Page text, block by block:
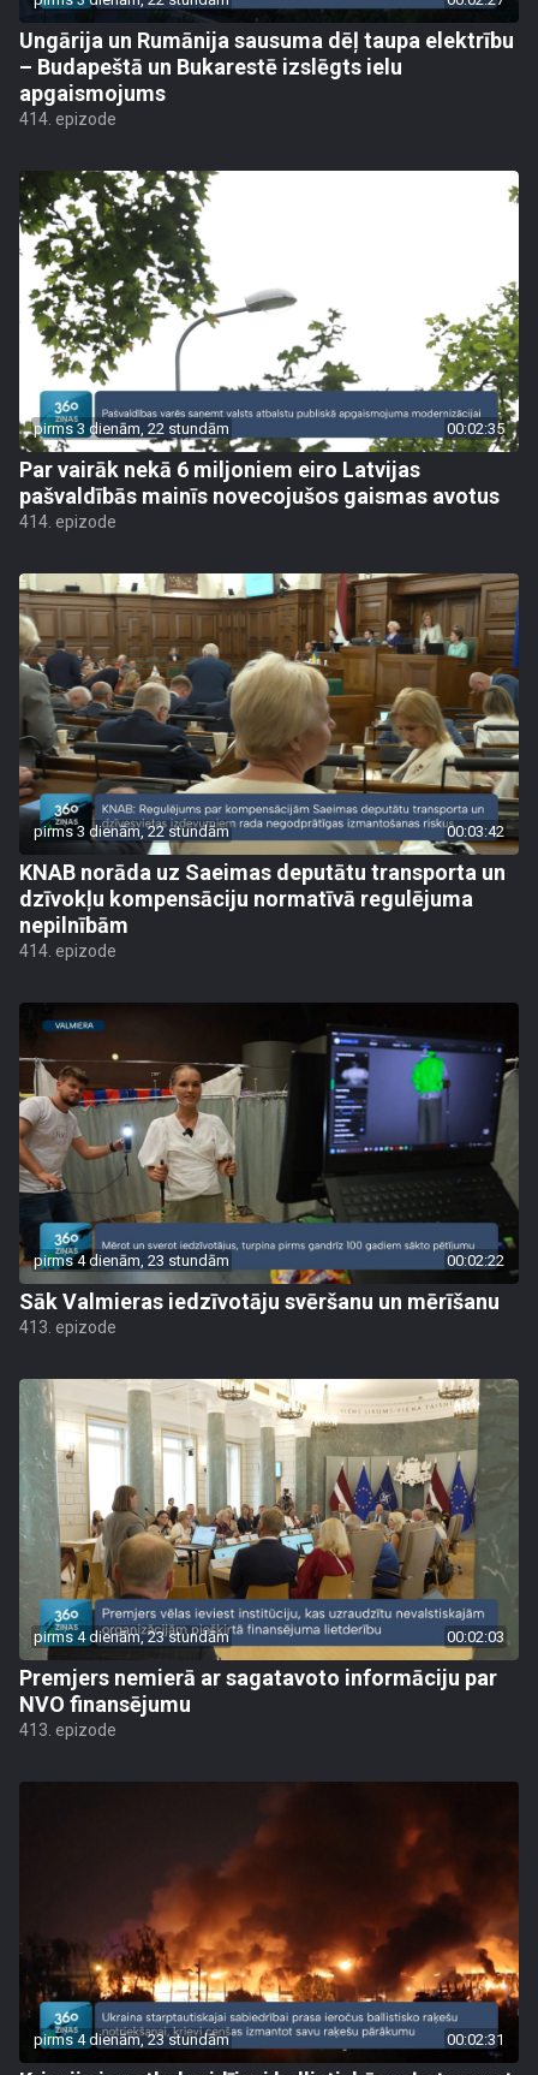
Ungārija un Rumānija sausuma dēļ taupa elektrību
– Budapeštā un Bukarestē izslēgts ielu
apgaismojums
414. epizode
pirms 3 dienām, 22 stundām 00:02:35
Par vairāk nekā 6 miljoniem eiro Latvijas
pašvaldībās mainīs novecojušos gaismas avotus
414. epizode
pirms 3 dienām, 22 stundām 00:03:42
KNAB norāda uz Saeimas deputātu transporta un
dzīvokļu kompensāciju normatīvā regulējuma
nepilnībām
414. epizode
pirms 4 dienām, 23 stundām 00:02:22
Sāk Valmieras iedzīvotāju svēršanu un mērīšanu
413. epizode
pirms 4 dienām, 23 stundām 00:02:03
Premjers nemierā ar sagatavoto informāciju par
NVO finansējumu
413. epizode
pirms 4 dienām, 23 stundām 00:02:31